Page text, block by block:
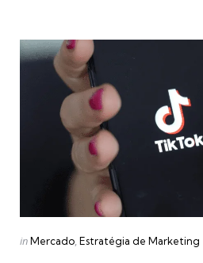
Categories
Posted
inMercado Estratégia de Marketing